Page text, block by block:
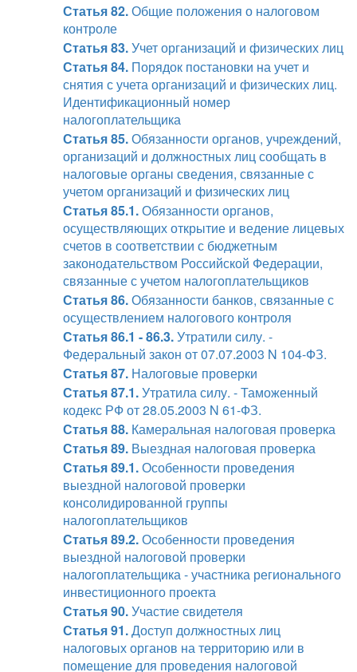
Статья 82.Общие положения о налоговом
контроле
Статья 83.Учет организаций и физических лиц
Статья 84. Порядок постановки на учет и
снятия с учета организаций и физических лиц.
Идентификационный номер
налогоплательщика
Статья 85.Обязанности органов, учреждений,
организаций и должностных лиц сообщать в
налоговые органы сведения, связанные с
учетом организаций и физических лиц
Статья 85.1.Обязанности органов,
осуществляющих открытие и ведение лицевых
счетов в соответствии с бюджетным
законодательством Российской Федерации,
связанные с учетом налогоплательщиков
Статья 86.Обязанности банков, связанные с
осуществлением налогового контроля
Статья 86.1 - 86.3.Утратили силу. -
Федеральный закон от 07.07.2003 N 104-ФЗ.
Статья 87. Налоговые проверки
Статья 87.1.Утратила силу. - Таможенный
кодекс РФ от 28.05.2003 N 61-ФЗ.
Статья 88. Камеральная налоговая проверка
Статья 89. Выездная налоговая проверка
Статья 89.1.Особенности проведения
выездной налоговой проверки
консолидированной группы
налогоплательщиков
Статья 89.2.Особенности проведения
выездной налоговой проверки
налогоплательщика - участника регионального
инвестиционного проекта
Статья 90.Участие свидетеля
Статья 91.Доступ должностных лиц
налоговых органов на территорию или в
помещение для проведения налоговой